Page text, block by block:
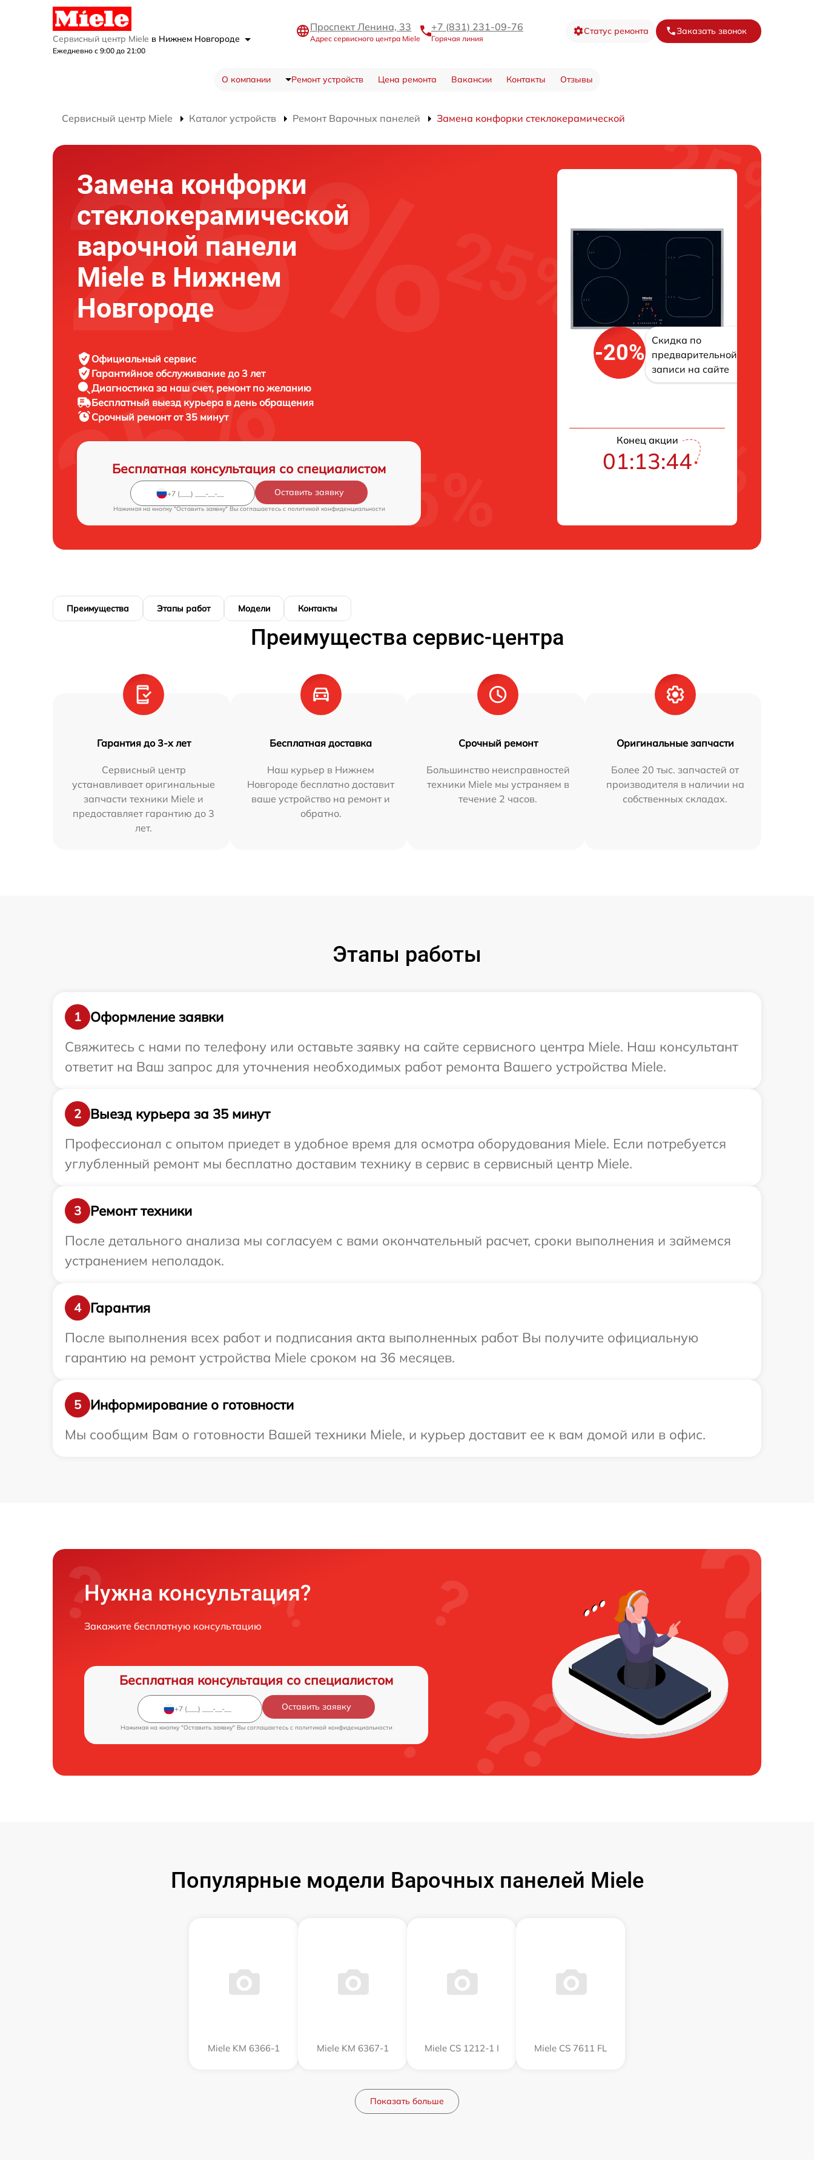
Сервисный центр Miele в Нижнем Новгороде
Ежедневно с 9:00 до 21:00
Проспект Ленина, 33
Адрес сервисного центра Miele
+7 (831) 231-09-76
Горячая линия
Статус ремонта Заказать звонок
О компании Ремонт устройств Цена ремонта Вакансии Контакты Отзывы
Сервисный центр Miele Каталог устройств Ремонт Варочных панелей Замена конфорки стеклокерамической
Замена конфорки
стеклокерамической
варочной панели
Miele в Нижнем
Новгороде
Официальный сервис
Гарантийное обслуживание до 3 лет
Диагностика за наш счет, ремонт по желанию
Бесплатный выезд курьера в день обращения
Срочный ремонтот 35 минут
Бесплатная консультация со специалистом
Оставить заявку
Нажимая на кнопку "Оставить заявку" Вы соглашаетесь c политикой конфиденциальности
-20%
Скидка по
предварительной
записи на сайте
Конец акции
01:13:42
Преимущества Этапы работ Модели Контакты
Преимущества сервис-центра
Гарантия до 3-х лет
Сервисный центр
устанавливает оригинальные
запчасти техники Miele и
предоставляет гарантию до 3
лет.
Бесплатная доставка
Наш курьер в Нижнем
Новгороде бесплатно доставит
ваше устройство на ремонт и
обратно.
Срочный ремонт
Большинство неисправностей
техники Miele мы устраняем в
течение 2 часов.
Оригинальные запчасти
Более 20 тыс. запчастей от
производителя в наличии на
собственных складах.
Этапы работы
1
Оформление заявки
Свяжитесь с нами по телефону или оставьте заявку на сайте сервисного центра Miele. Наш консультант
ответит на Ваш запрос для уточнения необходимых работ ремонта Вашего устройства Miele.
2
Выезд курьера за 35 минут
Профессионал с опытом приедет в удобное время для осмотра оборудования Miele. Если потребуется
углубленный ремонт мы бесплатно доставим технику в сервис в сервисный центр Miele.
3
Ремонт техники
После детального анализа мы согласуем с вами окончательный расчет, сроки выполнения и займемся
устранением неполадок.
4
Гарантия
После выполнения всех работ и подписания акта выполненных работ Вы получите официальную
гарантию на ремонт устройства Miele сроком на 36 месяцев.
5
Информирование о готовности
Мы сообщим Вам о готовности Вашей техники Miele, и курьер доставит ее к вам домой или в офис.
Нужна консультация?
Закажите бесплатную консультацию
Бесплатная консультация со специалистом
Оставить заявку
Нажимая на кнопку "Оставить заявку" Вы соглашаетесь c политикой конфиденциальности
Популярные модели Варочных панелей Miele
Miele KM 6366-1 Miele KM 6367-1 Miele CS 1212-1 I Miele CS 7611 FL
Показать больше